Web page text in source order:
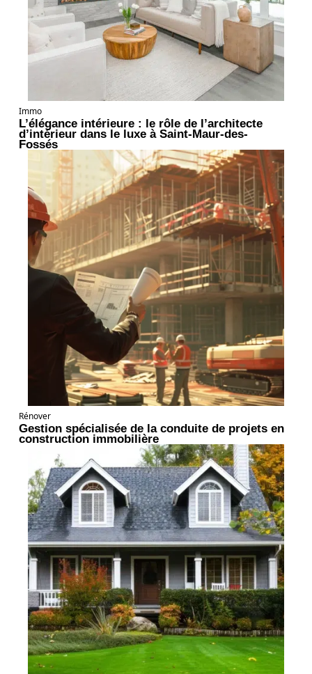
Immo
L’élégance intérieure : le rôle de l’architecte
d’intérieur dans le luxe à Saint-Maur-des-
Fossés
Rénover
Gestion spécialisée de la conduite de projets en
construction immobilière